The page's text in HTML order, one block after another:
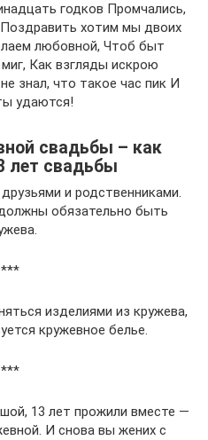
годков Промчались,
хотим мы двоих
любовной, Чтоб быт
Как взгляды искрою
знал, что такое час пик И
удаются!
свадьбы – как
лет свадьбы
и родственниками.
обязательно быть
***
изделиями из кружева,
кружевное белье.
***
13 лет прожили вместе —
И снова вы жених с